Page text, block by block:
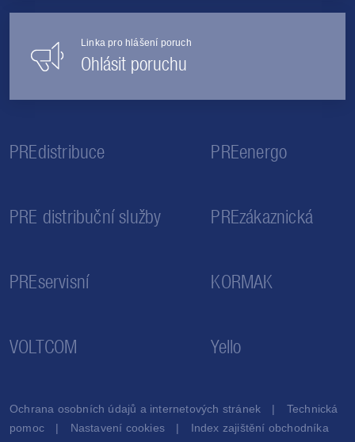
Linka pro hlášení poruch
Ohlásit poruchu
PREdistribuce PREenergo
PRE distribuční služby PREzákaznická
PREservisní KORMAK
VOLTCOM Yello
Ochrana osobních údajů a internetových stránek
Technická
pomoc
Nastavení cookies Index zajištění obchodníka